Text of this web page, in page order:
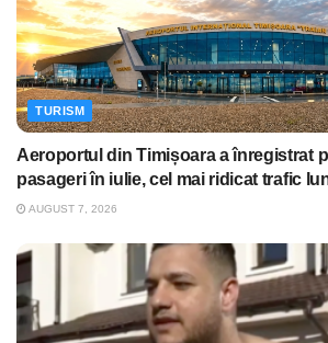
TURISM
Aeroportul din Timișoara a înregistrat
pasageri în iulie, cel mai ridicat trafic
AUGUST 7, 2026